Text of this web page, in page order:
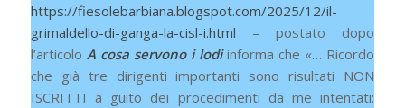
https://fiesolebarbiana.blogspot.com/2025/12/il-
grimaldello-di-ganga-la-cisl-i.html – postato dopo
l’articolo A cosa servono i lodiinforma che «… Ricordo
che già tre dirigenti importanti sono risultati NON
ISCRITTI a guito dei procedimenti da me intentati: